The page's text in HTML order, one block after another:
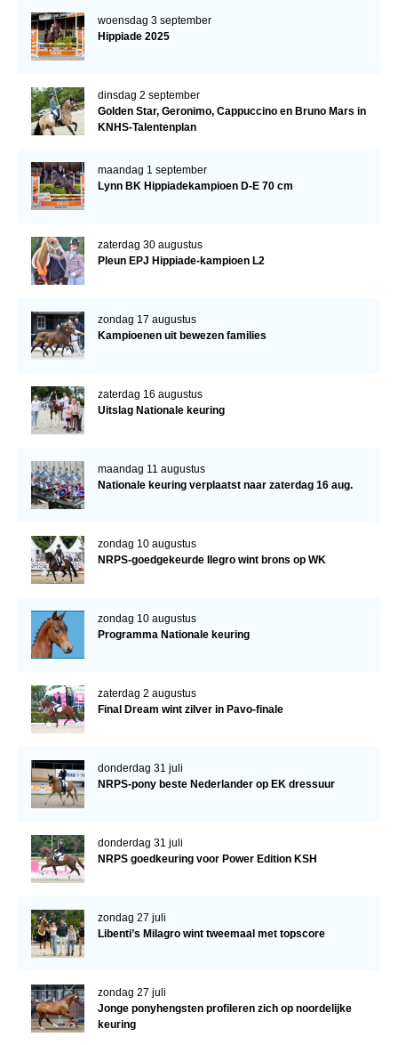
woensdag 3 september
Hippiade 2025
dinsdag 2 september
Golden Star, Geronimo, Cappuccino en Bruno Mars in
KNHS-Talentenplan
maandag 1 september
Lynn BK Hippiadekampioen D-E 70 cm
zaterdag 30 augustus
Pleun EPJ Hippiade-kampioen L2
zondag 17 augustus
Kampioenen uit bewezen families
zaterdag 16 augustus
Uitslag Nationale keuring
maandag 11 augustus
Nationale keuring verplaatst naar zaterdag 16 aug.
zondag 10 augustus
NRPS-goedgekeurde Ilegro wint brons op WK
zondag 10 augustus
Programma Nationale keuring
zaterdag 2 augustus
Final Dream wint zilver in Pavo-finale
donderdag 31 juli
NRPS-pony beste Nederlander op EK dressuur
donderdag 31 juli
NRPS goedkeuring voor Power Edition KSH
zondag 27 juli
Libenti’s Milagro wint tweemaal met topscore
zondag 27 juli
Jonge ponyhengsten profileren zich op noordelijke
keuring